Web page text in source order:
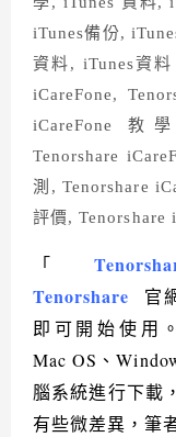
「
Tenorshare
官
即可開始使用
Mac OS、
腦系統進行下載
有些微差異，筆